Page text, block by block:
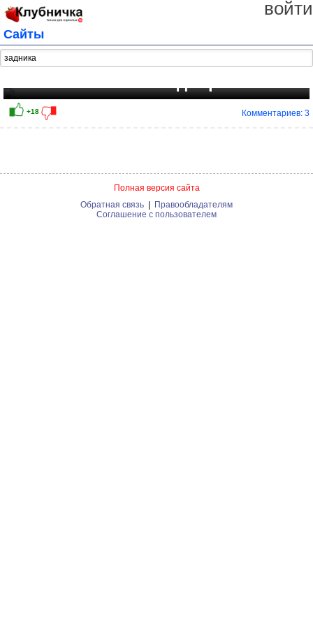
войти
Сайты
Комментариев: 3
Полная версия сайта
Обратная связь | Правообладателям
Соглашение с пользователем